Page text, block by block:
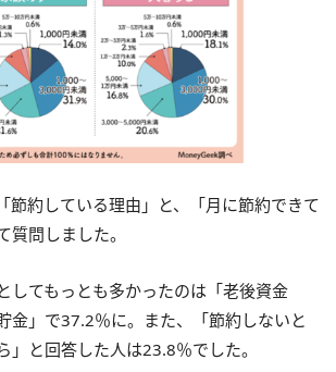
節約している理由」と、「月に節約できて
質問しました。
してもっとも多かったのは「老後資金
金」で37.2％に。また、「節約しないと
」と回答した人は23.8％でした。